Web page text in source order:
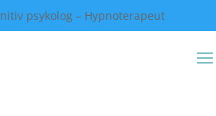
psykolog – Hypnoterapeut